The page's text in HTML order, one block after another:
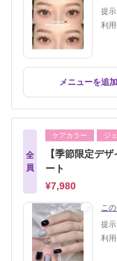
提示
利用
メニューを追加
全
員
ケアカラー ジ
【季節限定デ
ート
¥7,980
こ
提示
利用